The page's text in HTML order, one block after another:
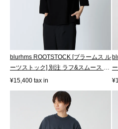
blurhms ROOTSTOCK [ブラームス ル
ーツストック] 別注 ラフ&スムース サ
ー...
¥15,400 tax in